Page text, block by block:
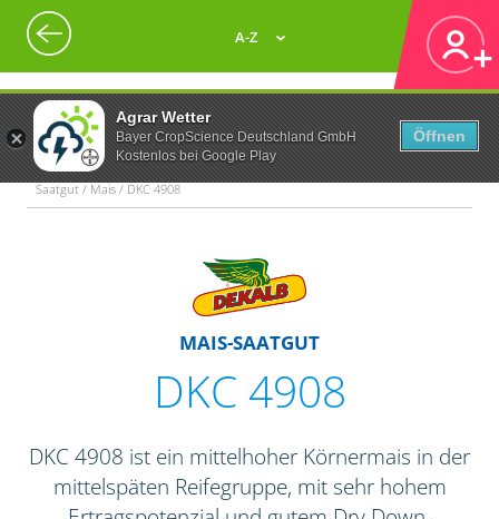
Agrar Wetter
Bayer CropScience Deutschland GmbH
Kostenlos bei Google Play
Öffnen
A-Z
Saatgut / Mais / DKC 4908
MAIS-SAATGUT
DKC 4908
DKC 4908 ist ein mittelhoher Körnermais in der
mittelspäten Reifegruppe, mit sehr hohem